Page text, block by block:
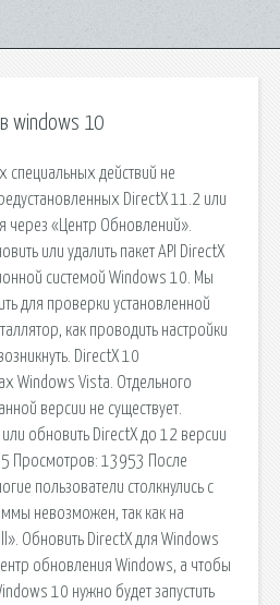
windows 10
специальных действий не
DirectX 11.2 или
через «Центр Обновлений».
или удалить пакет API DirectX
системой Windows 10. Мы
для проверки установленной
как проводить настройки
DirectX 10
Windows Vista. Отдельного
версии не существует.
обновить DirectX до 12 версии
Просмотров: 13953 После
пользователи столкнулись с
невозможен, так как на
Обновить DirectX для Windows
обновления Windows, а чтобы
10 нужно будет запустить